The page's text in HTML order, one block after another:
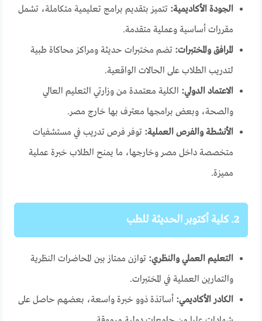
الجودة الأكاديمية: تتميز بتقديم برامج تعليمية متكاملة، تشمل
مقررات أساسية وعملية متقدمة.
المرافق والمختبرات: تضم مختبرات حديثة ومراكز محاكاة طبية
لتدريب الطلاب على الحالات الواقعية.
الاعتماد الدولي: الكلية معتمدة من وزارتي التعليم العالي
والصحة، وبعض برامجها معترف بها خارج مصر.
الأنشطة والفرص العملية: توفر فرص تدريب في مستشفيات
متخصصة داخل مصر وخارجها، ما يمنح الطلاب خبرة عملية
مميزة.
2. كلية أكتوبر الحديثة للطب
التعليم العملي والنظري: توازن ممتاز بين المحاضرات النظرية
والتمارين العملية في المختبرات.
الكادر الأكاديمي: أساتذة ذوو خبرة واسعة، بعضهم حاصل على